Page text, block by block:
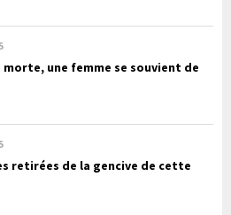
morte, une femme se souvient de
retirées de la gencive de cette